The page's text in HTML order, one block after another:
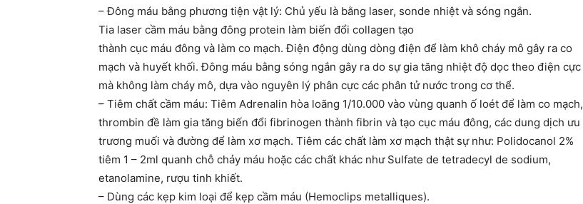
– Đông máu bằng phương tiện vật lý: Chủ yếu là bằng laser, sonde nhiệt và sóng ngắn.
Tia laser cầm máu bằng đông protein làm biến đổi collagen tạo
thành cục máu đông và làm co mạch. Điện động dùng dòng điện để làm khô cháy mô gây ra co
mạch và huyết khối. Đông máu bằng sóng ngắn gây ra do sự gia tăng nhiệt độ dọc theo điện cực
mà không làm cháy mô, dựa vào nguyên lý phân cực các phân tử nước trong cơ thể.
– Tiêm chất cầm máu: Tiêm Adrenalin hòa loãng 1/10.000 vào vùng quanh ố loét để làm co mạch,
thrombin đề làm gia tăng biến đổi fibrinogen thành fibrin và tạo cục máu đông, các dung dịch ưu
trương muối và đường để làm xơ mạch. Tiêm các chất làm xơ mạch thật sự như: Polidocanol 2%
tiêm 1 – 2ml quanh chỗ chảy máu hoặc các chất khác như Sulfate de tetradecyl de sodium,
etanolamine, rượu tinh khiết.
– Dùng các kẹp kim loại để kẹp cầm máu (Hemoclips metalliques).